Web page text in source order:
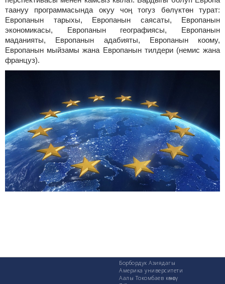
таануу программасында окуу чоң тогуз бөлүктөн турат:
Европанын тарыхы, Европанын саясаты, Европанын
экономикасы, Европанын географиясы, Европанын
маданияты, Европанын адабияты, Европанын коому,
Европанын мыйзамы жана Европанын тилдери (немис жана
француз).
Борбордук Азиядагы
Америка университети
Аалы Токомбаев көчөсү